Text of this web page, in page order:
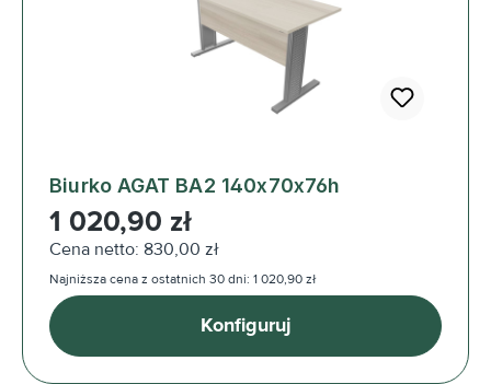
Biurko AGAT BA2 140x70x76h
Cena regularna:
1 020,90 zł
Cena netto: 830,00 zł
Najniższa cena z ostatnich 30 dni: 1 020,90 zł
Konfiguruj